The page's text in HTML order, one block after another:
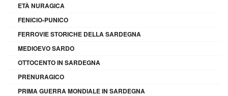
ETÀ NURAGICA
FENICIO-PUNICO
FERROVIE STORICHE DELLA SARDEGNA
MEDIOEVO SARDO
OTTOCENTO IN SARDEGNA
PRENURAGICO
PRIMA GUERRA MONDIALE IN SARDEGNA